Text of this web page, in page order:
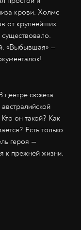
крови. Холмс
от крупнейших
«Выбывшая» —
сюжета
он такой? Как
Есть только
героя —
к прежней жизни.